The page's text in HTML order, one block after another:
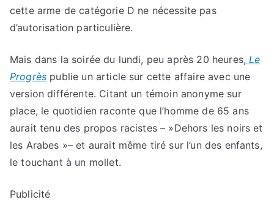
cette arme de catégorie D ne nécessite pas
d’autorisation particulière.
Mais dans la soirée du lundi, peu après 20 heures, Le
Progrès publie un article sur cette affaire avec une
version différente. Citant un témoin anonyme sur
place, le quotidien raconte que l’homme de 65 ans
aurait tenu des propos racistes – »Dehors les noirs et
les Arabes »– et aurait même tiré sur l’un des enfants,
le touchant à un mollet.
Publicité